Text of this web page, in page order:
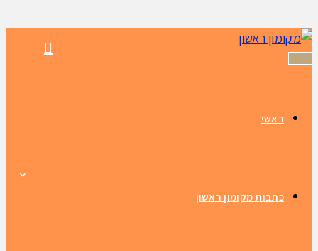
תפריט
ראשי
כתבות מקומון ראשון